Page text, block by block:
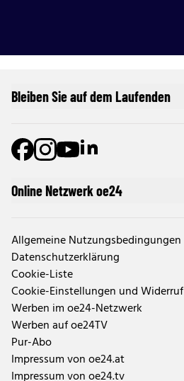
Online Netzwerk oe24
Allgemeine Nutzungsbedingungen
Datenschutzerklärung
Cookie-Liste
Cookie-Einstellungen und Widerruf
Werben im oe24-Netzwerk
Werben auf oe24TV
Pur-Abo
Impressum von oe24.at
Impressum von oe24.tv
Bleiben Sie auf dem Laufenden